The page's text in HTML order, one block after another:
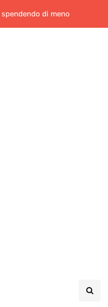
di meno